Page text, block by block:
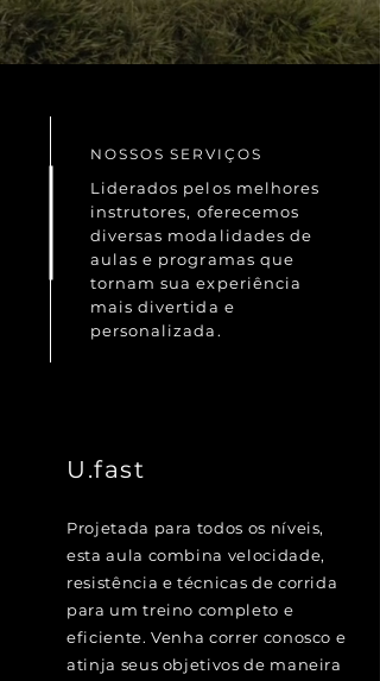
NOSSOS SERVIÇOS
Liderados pelos melhores
instrutores, oferecemos
diversas modalidades de
aulas e programas que
tornam sua experiência
mais divertida e
personalizada.
U.fast
Projetada para todos os níveis,
esta aula combina velocidade,
resistência e técnicas de corrida
para um treino completo e
eficiente. Venha correr conosco e
atinja seus objetivos de maneira